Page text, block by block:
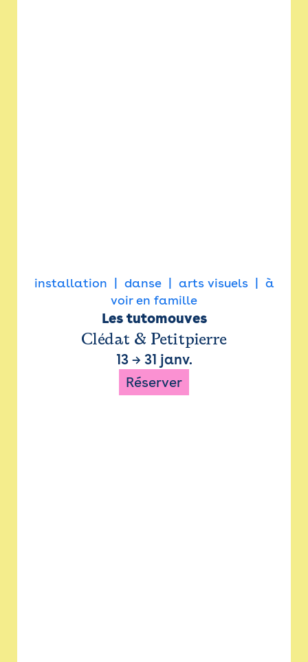
installation danse arts visuels
à
voir en famille
Les tutomouves
Clédat & Petitpierre
13→ 31 janv.
Réserver